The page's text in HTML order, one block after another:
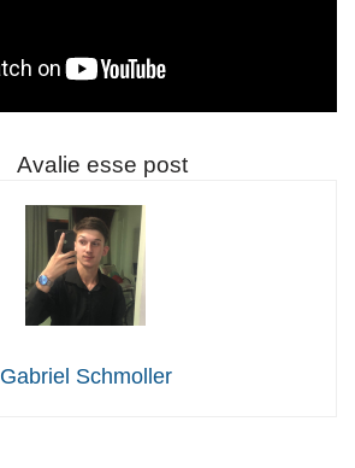
Avalie esse post
Gabriel Schmoller